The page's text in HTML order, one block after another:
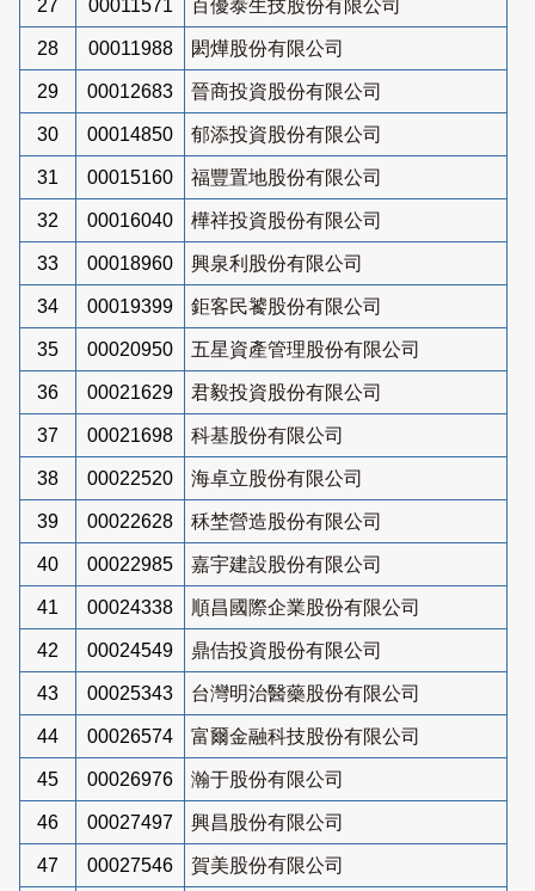
27 00011571 百優泰生技股份有限公司
28 00011988 閎燁股份有限公司
29 00012683 晉商投資股份有限公司
30 00014850 郁添投資股份有限公司
31 00015160 福豐置地股份有限公司
32 00016040 樺祥投資股份有限公司
33 00018960 興泉利股份有限公司
34 00019399 鉅客民饕股份有限公司
35 00020950 五星資產管理股份有限公司
36 00021629 君毅投資股份有限公司
37 00021698 科基股份有限公司
38 00022520 海卓立股份有限公司
39 00022628 秝埜營造股份有限公司
40 00022985 嘉宇建設股份有限公司
41 00024338 順昌國際企業股份有限公司
42 00024549 鼎佶投資股份有限公司
43 00025343 台灣明治醫藥股份有限公司
44 00026574 富爾金融科技股份有限公司
45 00026976 瀚于股份有限公司
46 00027497 興昌股份有限公司
47 00027546 賀美股份有限公司